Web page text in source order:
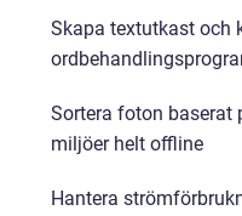
Skapa textutkast och
Sortera foton baserat
miljöer helt offline
Hantera